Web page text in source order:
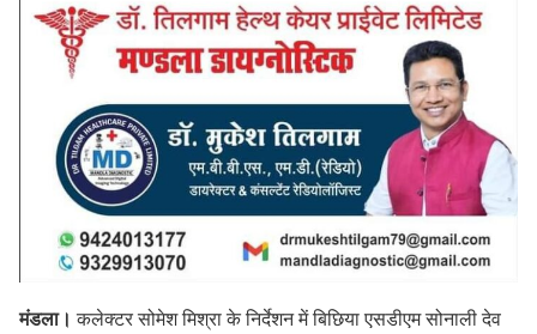
मंडला। कलेक्टर सोमेश मिश्रा के निर्देशन में बिछिया एसडीएम सोनाली देव